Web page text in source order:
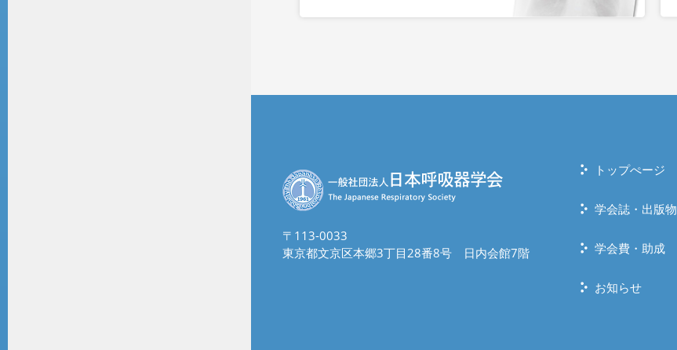
〒113-0033
東京都文京区本郷3丁目28番8号 日内会館7階
トップぺージ
学会誌・出版物
学会費・助成
お知らせ